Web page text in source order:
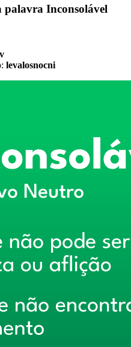
palavra Inconsolável
levalosnocni